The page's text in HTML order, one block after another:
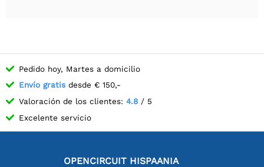
Pedido hoy, Martes a domicilio
Envío gratis desde € 150,-
Valoración de los clientes: 4.8 / 5
Excelente servicio
OPENCIRCUIT HISPAANIA